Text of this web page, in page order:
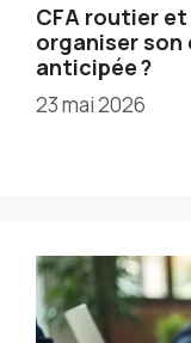
CFA routier
organiser
anticipée ?
23 mai 2026